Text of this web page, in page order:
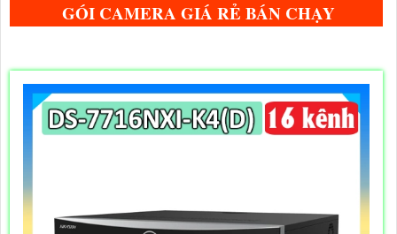
GÓI CAMERA GIÁ RẺ BÁN CHẠY